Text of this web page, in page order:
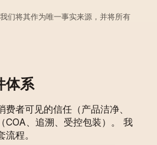
们将其作为唯一事实来源，并将所有
体系
者可见的信任（产品洁净、
COA、追溯、受控包装）。 我
程。